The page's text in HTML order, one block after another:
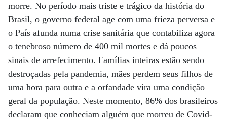
morre. No período mais triste e trágico da história do
Brasil, o governo federal age com uma frieza perversa e
o País afunda numa crise sanitária que contabiliza agora
o tenebroso número de 400 mil mortes e dá poucos
sinais de arrefecimento. Famílias inteiras estão sendo
destroçadas pela pandemia, mães perdem seus filhos de
uma hora para outra e a orfandade vira uma condição
geral da população. Neste momento, 86% dos brasileiros
declaram que conheciam alguém que morreu de Covid-